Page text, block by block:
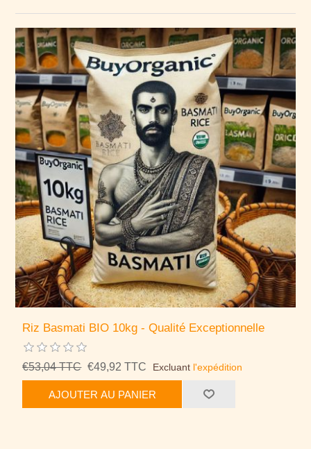
Riz Basmati BIO 10kg - Qualité Exceptionnelle
€53,04 TTC €49,92 TTC Excluant l'expédition
AJOUTER AU PANIER